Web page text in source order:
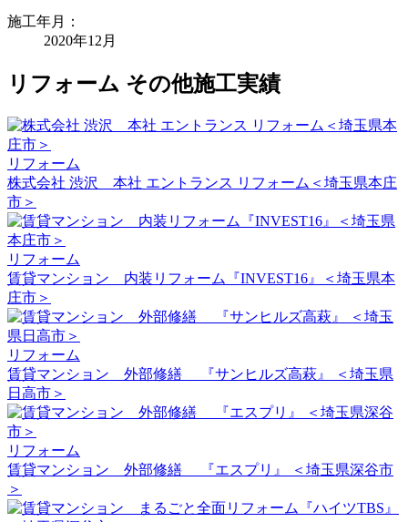
施工年月：
2020年12月
リフォーム その他施工実績
リフォーム
株式会社 渋沢 本社 エントランス リフォーム＜埼玉県本庄
市＞
リフォーム
賃貸マンション 内装リフォーム『INVEST16』＜埼玉県本
庄市＞
リフォーム
賃貸マンション 外部修繕 『サンヒルズ高萩』 ＜埼玉県
日高市＞
リフォーム
賃貸マンション 外部修繕 『エスプリ』 ＜埼玉県深谷市
＞